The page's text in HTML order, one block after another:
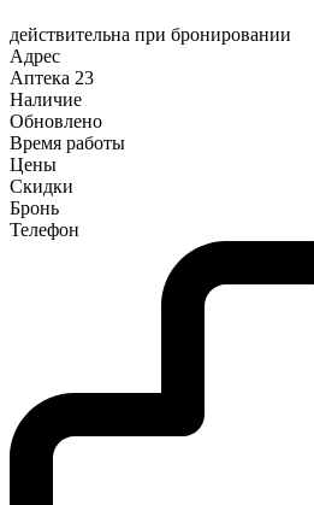
действительна при бронировании
Адрес
Аптека 23
Наличие
Обновлено
Время работы
Цены
Скидки
Бронь
Телефон